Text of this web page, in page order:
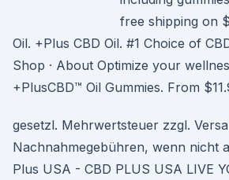
free shipping on
Oil. +Plus CBD Oil. #1 Choice of
Shop · About Optimize your
+PlusCBD™ Oil Gummies. From
gesetzl. Mehrwertsteuer zzgl.
Nachnahmegebühren, wenn nicht
Plus USA - CBD PLUS USA LIVE